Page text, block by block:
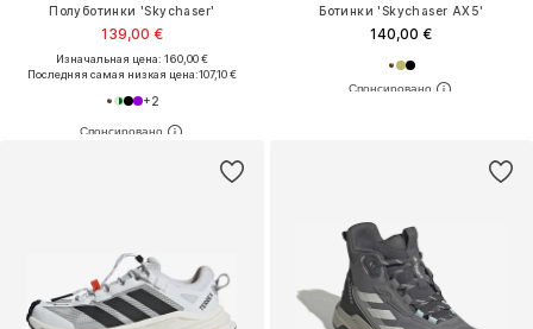
Полуботинки 'Skychaser'
139,00 €
Изначальная цена: 160,00 €
Последняя самая низкая цена:107,10 €
+2
Ботинки 'Skychaser AX5'
140,00 €